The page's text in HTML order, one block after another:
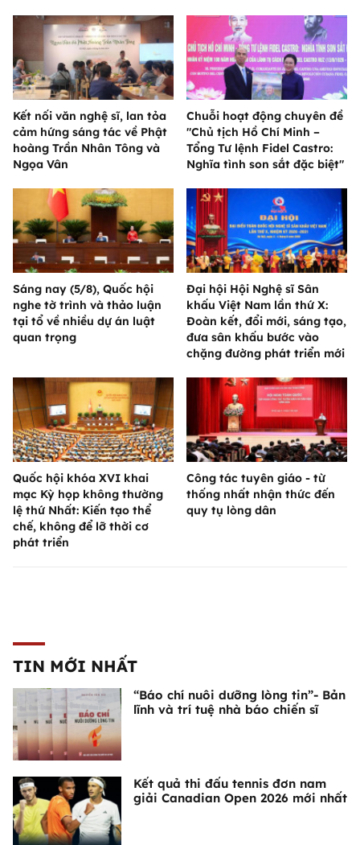
Kết nối văn nghệ sĩ, lan tỏa
cảm hứng sáng tác về Phật
hoàng Trần Nhân Tông và
Ngọa Vân
Chuỗi hoạt động chuyên đề
"Chủ tịch Hồ Chí Minh –
Tổng Tư lệnh Fidel Castro:
Nghĩa tình son sắt đặc biệt"
Sáng nay (5/8), Quốc hội
nghe tờ trình và thảo luận
tại tổ về nhiều dự án luật
quan trọng
Đại hội Hội Nghệ sĩ Sân
khấu Việt Nam lần thứ X:
Đoàn kết, đổi mới, sáng tạo,
đưa sân khấu bước vào
chặng đường phát triển mới
Quốc hội khóa XVI khai
mạc Kỳ họp không thường
lệ thứ Nhất: Kiến tạo thể
chế, không để lỡ thời cơ
phát triển
Công tác tuyên giáo - từ
thống nhất nhận thức đến
quy tụ lòng dân
TIN MỚI NHẤT
“Báo chí nuôi dưỡng lòng tin”- Bản
lĩnh và trí tuệ nhà báo chiến sĩ
Kết quả thi đấu tennis đơn nam
giải Canadian Open 2026 mới nhất